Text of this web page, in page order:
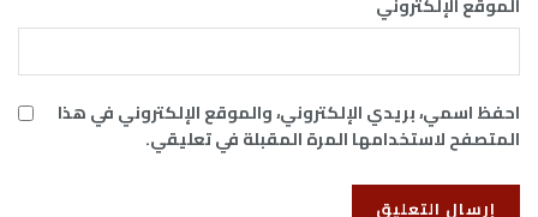
احفظ اسمي، بريدي الإلكتروني، والموقع الإلكتروني في هذا
المتصفح لاستخدامها المرة المقبلة في تعليقي.